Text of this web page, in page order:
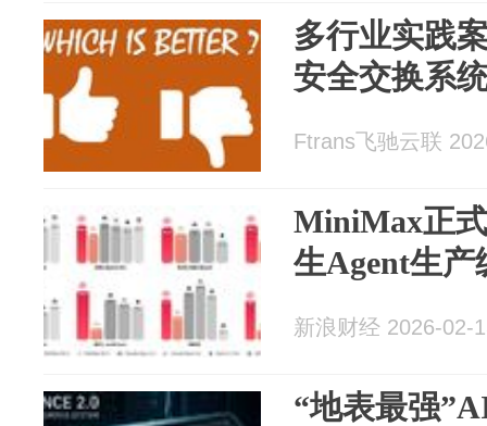
多行业实践
安全交换系
Ftrans飞驰云联
MiniMax正
生Agent生产
新浪财经 2026-02-
“地表最强